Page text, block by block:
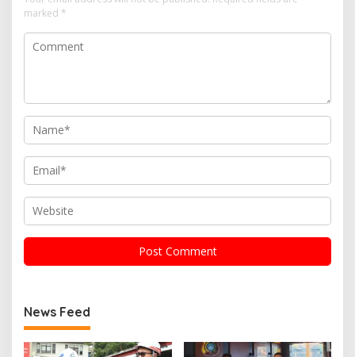
marked *
News Feed